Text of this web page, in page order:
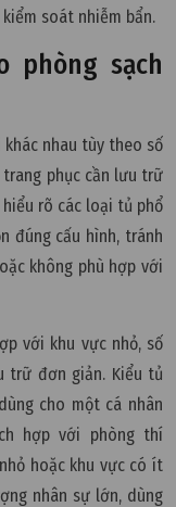
soát nhiễm bẩn.
phòng sạch
nhau tùy theo số
phục cần lưu trữ
hiểu rõ các loại tủ phổ
đúng cấu hình, tránh
không phù hợp với
với khu vực nhỏ, số
trữ đơn giản. Kiểu tủ
cho một cá nhân
hợp với phòng thí
hoặc khu vực có ít
nhân sự lớn, dùng